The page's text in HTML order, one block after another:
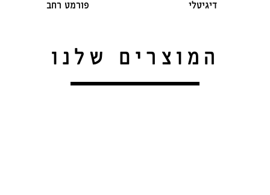
דיגיטלי פורמט רחב
המוצרים שלנו